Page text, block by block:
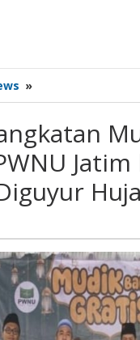
»
Mudik
PWNU
Jatim
ke
7
Daerah
Hujan
Jatim